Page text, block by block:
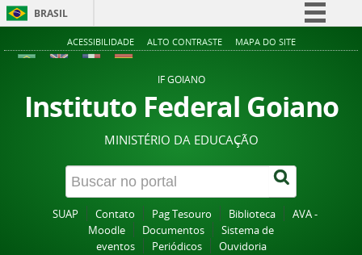
BRASIL
Simplifique!
Acesso à informação
Legislação
Canais
ACESSIBILIDADE ALTO CONTRASTE MAPA DO SITE
IF GOIANO
Instituto Federal Goiano
MINISTÉRIO DA EDUCAÇÃO
SUAP Contato Pag Tesouro Biblioteca
AVA -
Moodle
Documentos
Sistema de
eventos
Periódicos Ouvidoria